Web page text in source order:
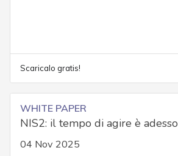
Scaricalo gratis!
WHITE PAPER
NIS2: il tempo di agire è adesso
04 Nov 2025